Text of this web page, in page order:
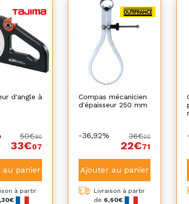
d'angle à
50€90
33€07
au panier
à partir
Compas mécanicien
d'épaisseur 250 mm
-36,92% 36€00
22€71
Ajouter au panier
Livraison à partir
de 6,60€